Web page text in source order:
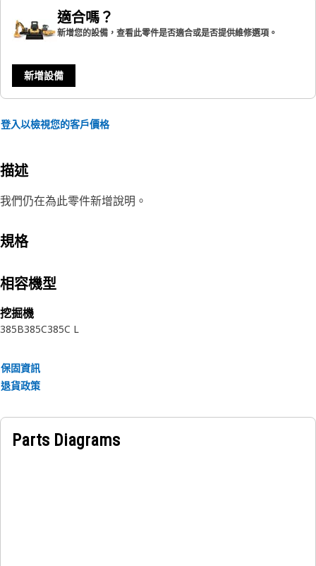
適合嗎？
新增您的設備，查看此零件是否適合或是否提供維修選項。
新增設備
登入以檢視您的客戶價格
描述
我們仍在為此零件新增說明。
規格
相容機型
挖掘機
385B385C385C L
保固資訊
退貨政策
Parts Diagrams